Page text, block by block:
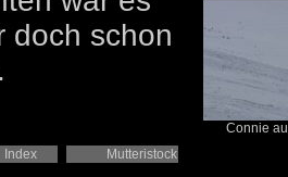
doch schon
Connie
Index Mutteristock